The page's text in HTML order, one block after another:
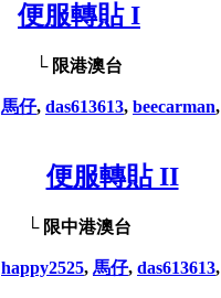
便服轉貼 I
└ 限港澳台
馬仔, das613613, beecarman,
便服轉貼 II
└ 限中港澳台
happy2525, 馬仔, das613613,